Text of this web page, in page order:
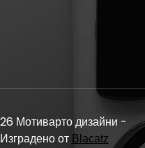
Мотиварто дизайни -
от Blacatz